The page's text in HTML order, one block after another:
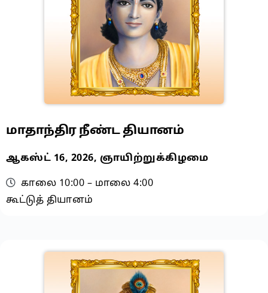
மாதாந்திர நீண்ட தியானம்
ஆகஸ்ட் 16, 2026, ஞாயிற்றுக்கிழமை
காலை 10:00 – மாலை 4:00
கூட்டுத் தியானம்